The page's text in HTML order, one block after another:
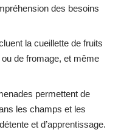
des besoins
la cueillette de fruits
de fromage, et même
permettent de
les champs et les
et d’apprentissage.